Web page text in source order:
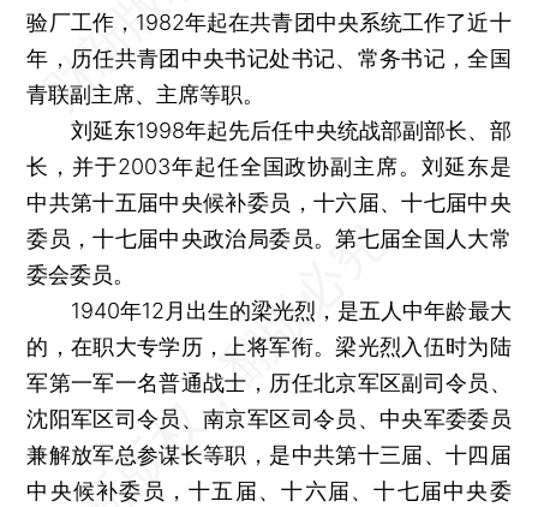
验厂工作，1982年起在共青团中央系统工作了近十
年，历任共青团中央书记处书记、常务书记，全国
青联副主席、主席等职。
刘延东1998年起先后任中央统战部副部长、部
长，并于2003年起任全国政协副主席。刘延东是
中共第十五届中央候补委员，十六届、十七届中央
委员，十七届中央政治局委员。第七届全国人大常
委会委员。
1940年12月出生的梁光烈，是五人中年龄最大
的，在职大专学历，上将军衔。梁光烈入伍时为陆
军第一军一名普通战士，历任北京军区副司令员、
沈阳军区司令员、南京军区司令员、中央军委委员
兼解放军总参谋长等职，是中共第十三届、十四届
中央候补委员，十五届、十六届、十七届中央委